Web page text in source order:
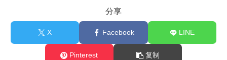
分享
X Facebook LINE
Pinterest 复制